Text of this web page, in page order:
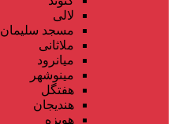
لالی
مسجد سلیمان
ملاثانی
میانرود
مینوشهر
هفتگل
هندیجان
هویزه